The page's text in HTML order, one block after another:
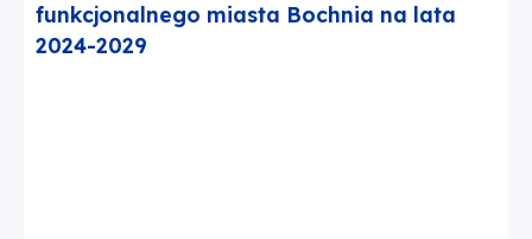
funkcjonalnego miasta Bochnia na lata
2024-2029